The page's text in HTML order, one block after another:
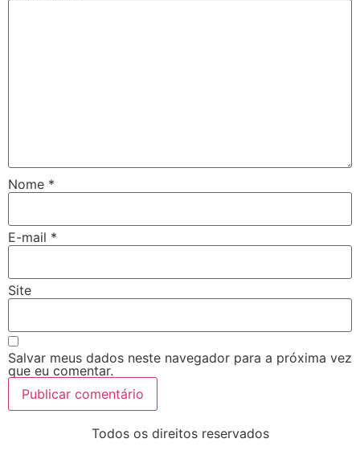
Nome *
E-mail *
Site
Salvar meus dados neste navegador para a próxima vez
que eu comentar.
Todos os direitos reservados